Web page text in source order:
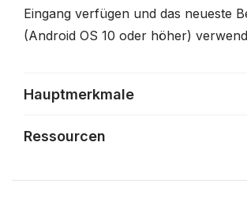
Eingang verfügen und das neueste
(Android OS 10 oder höher)
Hauptmerkmale
Ressourcen